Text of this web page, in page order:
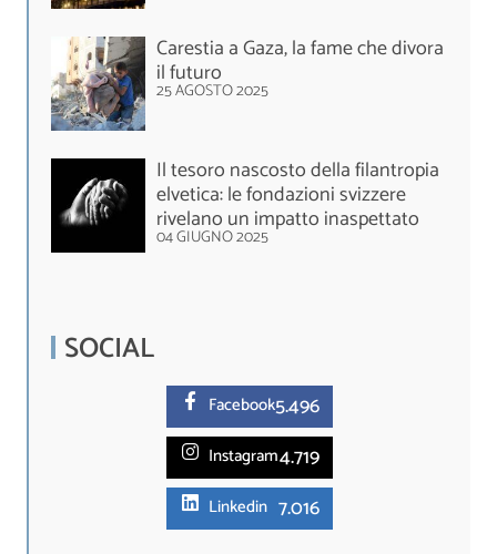
Carestia a Gaza, la fame che divora
il futuro
25 AGOSTO 2025
Il tesoro nascosto della filantropia
elvetica: le fondazioni svizzere
rivelano un impatto inaspettato
04 GIUGNO 2025
SOCIAL
Facebook5.496
Instagram4.719
Linkedin 7.016